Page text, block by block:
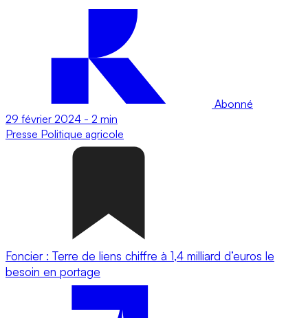
Abonné
29 février 2024 - 2 min
Presse Politique agricole
Foncier : Terre de liens chiffre à 1,4 milliard d’euros le
besoin en portage